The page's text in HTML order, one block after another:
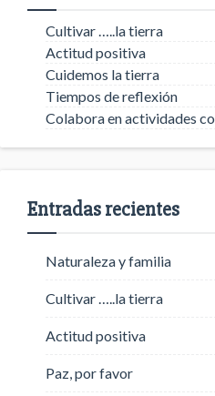
Cultivar …..la tierra
Actitud positiva
Cuidemos la tierra
Tiempos de reflexión
Colabora en actividades
Entradas recientes
Naturaleza y familia
Cultivar …..la tierra
Actitud positiva
Paz, por favor